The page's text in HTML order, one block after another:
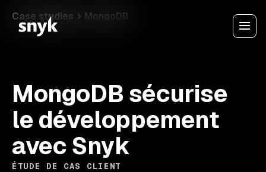
Case studies MongoDB
MongoDB sécurise
le développement
avec Snyk
ÉTUDE DE CAS CLIENT